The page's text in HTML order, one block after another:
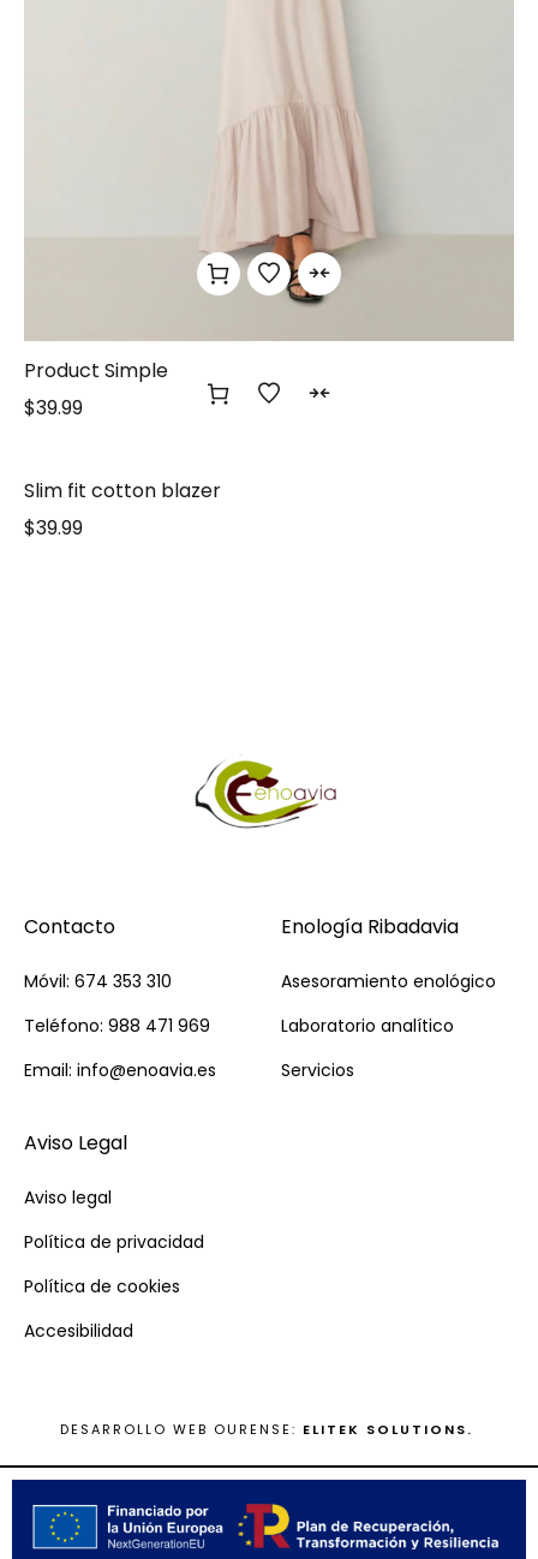
Product Simple
$39.99
Slim fit cotton blazer
$39.99
Contacto
Móvil: 674 353 310
Teléfono: 988 471 969
Email: info@enoavia.es
Enología Ribadavia
Asesoramiento enológico
Laboratorio analítico
Servicios
Aviso Legal
Aviso legal
Política de privacidad
Política de cookies
Accesibilidad
DESARROLLO WEB OURENSE: ELITEK SOLUTIONS.